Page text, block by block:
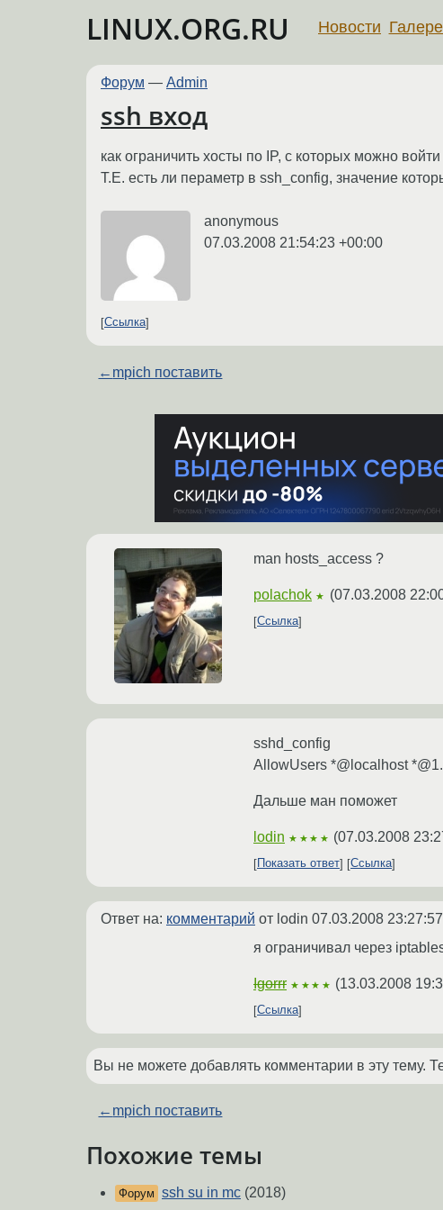
LINUX.ORG.RU Новости
Форум — Admin
ssh вход
как ограничить хосты по IP, с которых можно
Т.Е. есть ли пераметр в ssh_config, значение
anonymous
07.03.2008 21:54:23 +00:00
Ссылка
← mpich поставить
man hosts_access ?
polachok ★ (07.03.2008
Ссылка
sshd_config
AllowUsers *@localhost
Дальше ман поможет
lodin ★★★★ (07.03.2008
Показать ответ Ссылка
Ответ на: комментарий от lodin 07.03.2008
я ограничивал через
Igorrr ★★★★ (13.03.2008
Ссылка
Вы не можете добавлять комментарии в эту тему.
← mpich поставить
Похожие темы
Форум ssh su in mc (2018)